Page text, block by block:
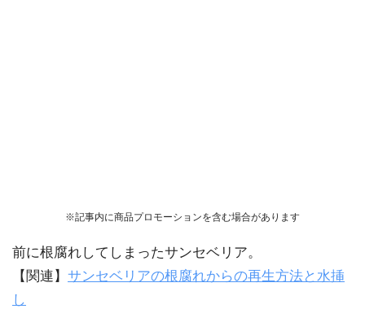
※記事内に商品プロモーションを含む場合があります
前に根腐れしてしまったサンセベリア。
【関連】 サンセベリアの根腐れからの再生方法と水挿
し